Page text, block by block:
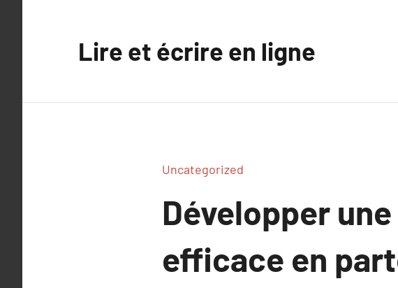
Lire et écrire en ligne
Uncategorized
Développer
efficace en